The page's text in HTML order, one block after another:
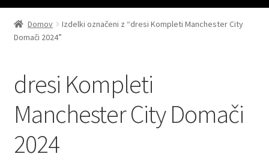
Domov
Blog
Moj račun
Domov
Izdelki označeni z “dresi Kompleti Manchester City
Domači 2024”
dresi Kompleti
Manchester City Domači
2024